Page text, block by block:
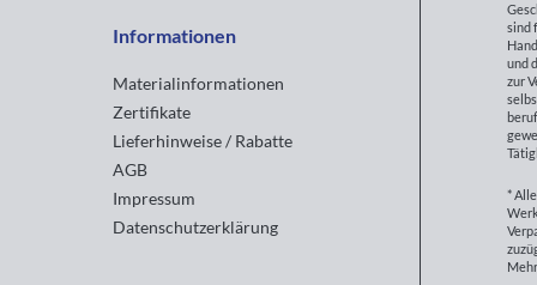
Informationen
Materialinformationen
Zertifikate
Lieferhinweise / Rabatte
AGB
Impressum
Datenschutzerklärung
sind
und
zur
*